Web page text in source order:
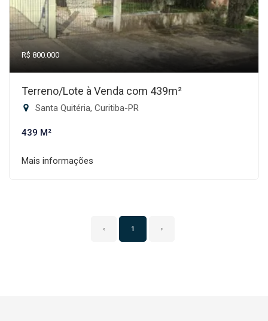
R$ 800.000
Terreno/Lote à Venda com 439m²
Santa Quitéria, Curitiba-PR
439 M²
Mais informações
‹ 1 ›